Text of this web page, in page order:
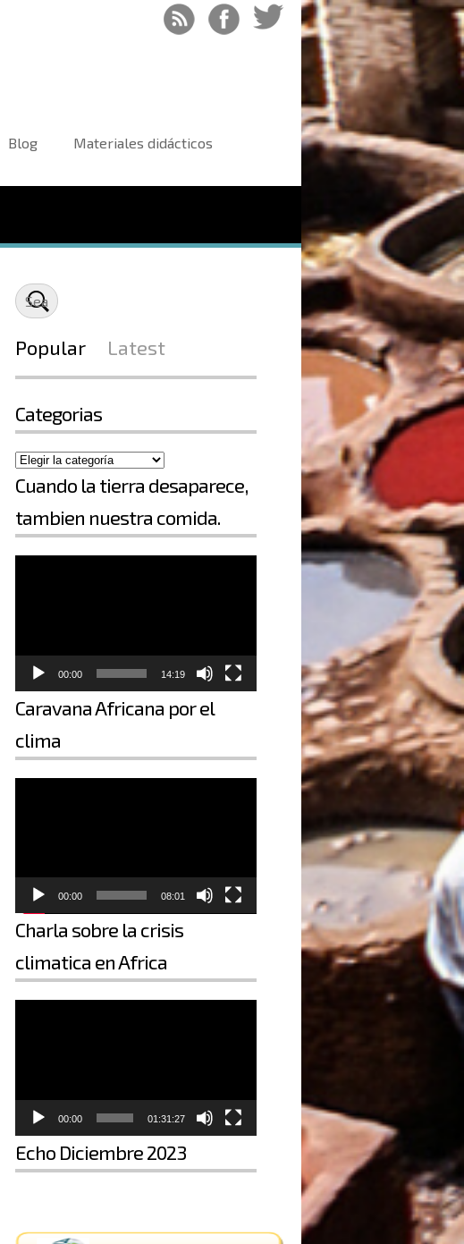
Blog Materiales didácticos
Popular Latest
Categorias
Cuando la tierra desaparece,
tambien nuestra comida.
Reproductor de vídeo
00:00 14:19
Caravana Africana por el
clima
Reproductor de vídeo
00:00 08:01
Charla sobre la crisis
climatica en Africa
Reproductor de vídeo
00:00 01:31:27
Echo Diciembre 2023